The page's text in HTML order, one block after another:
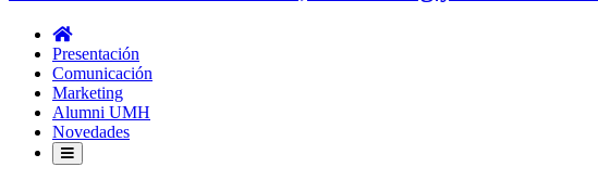
Servicio
de
Comunicación,
Marketing
y
Atención
al
Estudiantado
Presentación
Comunicación
Marketing
Alumni UMH
Novedades